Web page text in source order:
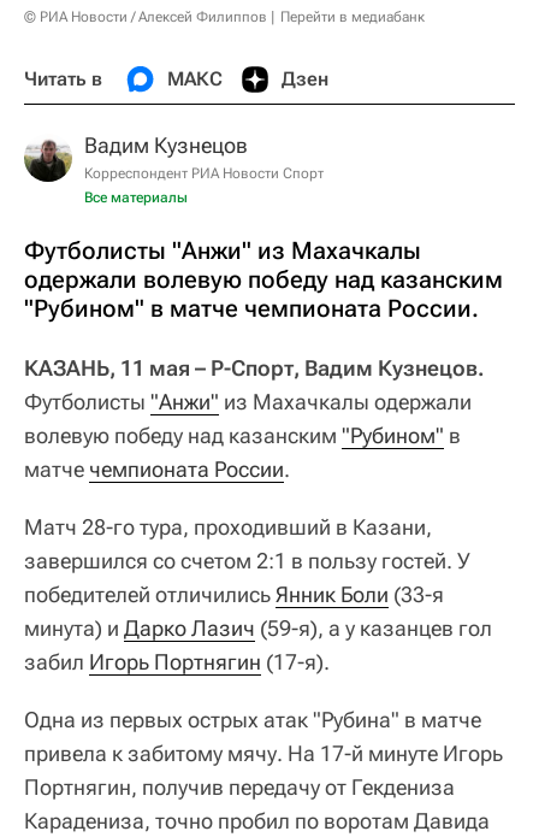
© РИА Новости / Алексей Филиппов Перейти в медиабанк
Читать в МАКС Дзен
Вадим Кузнецов
Корреспондент РИА Новости Спорт
Все материалы
Футболисты "Анжи" из Махачкалы
одержали волевую победу над казанским
"Рубином" в матче чемпионата России.
КАЗАНЬ, 11 мая – Р-Спорт, Вадим Кузнецов.
Футболисты "Анжи" из Махачкалы одержали
волевую победу над казанским "Рубином" в
матче чемпионата России.
Матч 28-го тура, проходивший в Казани,
завершился со счетом 2:1 в пользу гостей. У
победителей отличились Янник Боли (33-я
минута) и Дарко Лазич (59-я), а у казанцев гол
забил Игорь Портнягин (17-я).
Одна из первых острых атак "Рубина" в матче
привела к забитому мячу. На 17-й минуте Игорь
Портнягин, получив передачу от Гекдениза
Карадениза, точно пробил по воротам Давида